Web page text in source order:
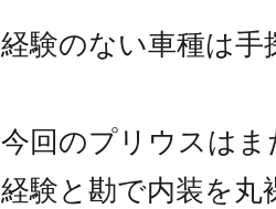
経験のない車種は手
今回のプリウスはま
経験と勘で内装を丸